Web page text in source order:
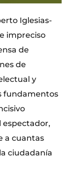
Iglesias-
impreciso
de
de
y
fundamentos
espectador,
a cuantas
ciudadanía